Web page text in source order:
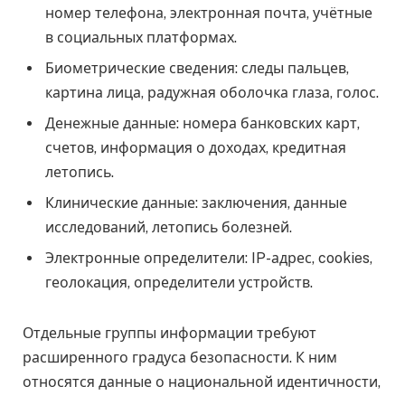
номер телефона, электронная почта, учётные
в социальных платформах.
Биометрические сведения: следы пальцев,
картина лица, радужная оболочка глаза, голос.
Денежные данные: номера банковских карт,
счетов, информация о доходах, кредитная
летопись.
Клинические данные: заключения, данные
исследований, летопись болезней.
Электронные определители: IP-адрес, cookies,
геолокация, определители устройств.
Отдельные группы информации требуют
расширенного градуса безопасности. К ним
относятся данные о национальной идентичности,